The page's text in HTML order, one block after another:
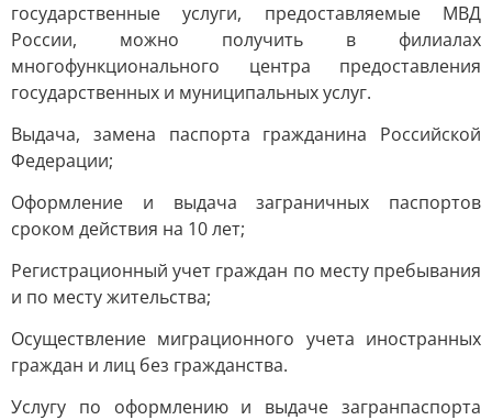
государственные услуги, предоставляемые МВД
России, можно получить в филиалах
многофункционального центра предоставления
государственных и муниципальных услуг.
Выдача, замена паспорта гражданина Российской
Федерации;
Оформление и выдача заграничных паспортов
сроком действия на 10 лет;
Регистрационный учет граждан по месту пребывания
и по месту жительства;
Осуществление миграционного учета иностранных
граждан и лиц без гражданства.
Услугу по оформлению и выдаче загранпаспорта